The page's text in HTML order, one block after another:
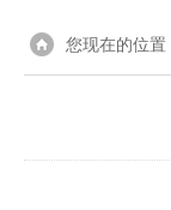
您现在的位置